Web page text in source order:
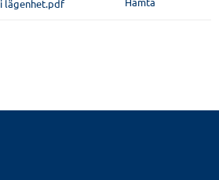
lägenhet.pdf